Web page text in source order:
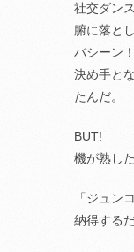
社交ダン
腑に落と
バシーン！
決め手と
たんだ。
BUT!
機が熟した
「ジュン
納得する